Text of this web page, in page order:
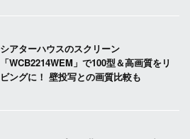
シアターハウスのスクリーン
「WCB2214WEM」で100型＆高画質をリ
ビングに！ 壁投写との画質比較も